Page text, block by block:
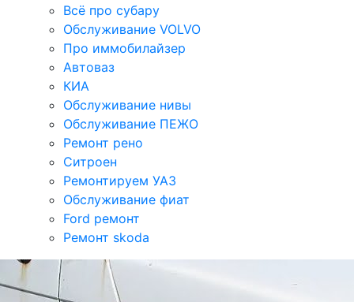
Всё про субару
Обслуживание VOLVO
Про иммобилайзер
Автоваз
КИА
Обслуживание нивы
Обслуживание ПЕЖО
Ремонт рено
Ситроен
Ремонтируем УАЗ
Обслуживание фиат
Ford ремонт
Ремонт skoda